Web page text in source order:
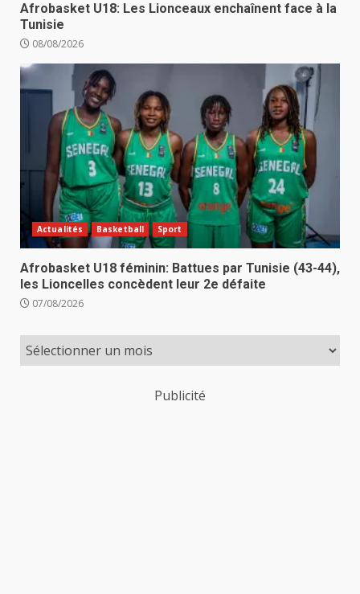
Afrobasket U18: Les Lionceaux enchaînent face à la
Tunisie
08/08/2026
Actualités Basketball Sport
Afrobasket U18 féminin: Battues par Tunisie (43-44),
les Lioncelles concèdent leur 2e défaite
07/08/2026
Publicité